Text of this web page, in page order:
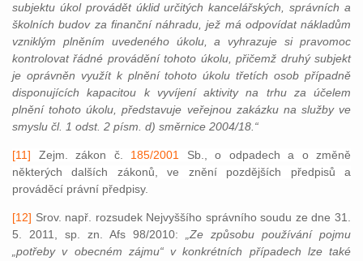
subjektu úkol provádět úklid určitých kancelářských, správních a
školních budov za finanční náhradu, jež má odpovídat nákladům
vzniklým plněním uvedeného úkolu, a vyhrazuje si pravomoc
kontrolovat řádné provádění tohoto úkolu, přičemž druhý subjekt
je oprávněn využít k plnění tohoto úkolu třetích osob případně
disponujících kapacitou k vyvíjení aktivity na trhu za účelem
plnění tohoto úkolu, představuje veřejnou zakázku na služby ve
smyslu čl. 1 odst. 2 písm. d) směrnice 2004/18.“
[11] Zejm. zákon č. 185/2001 Sb., o odpadech a o změně
některých dalších zákonů, ve znění pozdějších předpisů a
prováděcí právní předpisy.
[12] Srov. např. rozsudek Nejvyššího správního soudu ze dne 31.
5. 2011, sp. zn. Afs 98/2010: „Ze způsobu používání pojmu
„potřeby v obecném zájmu“ v konkrétních případech lze také